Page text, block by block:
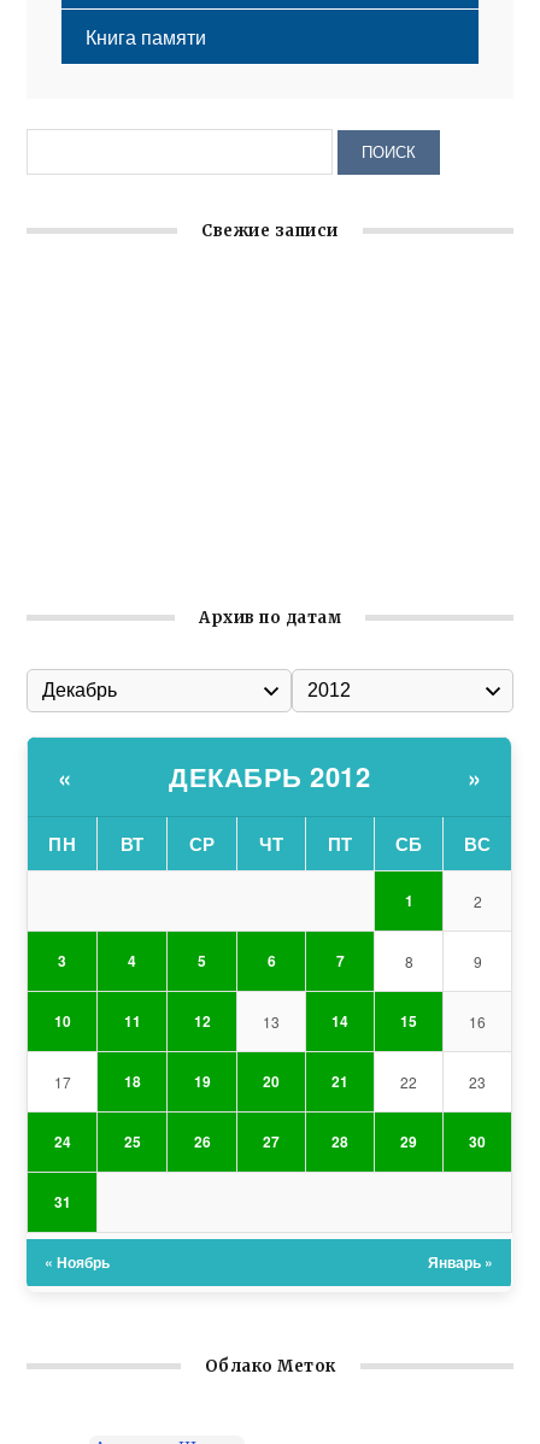
Книга памяти
Свежие записи
Архив по датам
« ДЕКАБРЬ 2012 »
ПН ВТ СР ЧТ ПТ СБ ВС
1 2
3 4 5 6 7 8 9
10 11 12 13 14 15 16
17 18 19 20 21 22 23
24 25 26 27 28 29 30
31
« Ноябрь Январь »
Облако Меток